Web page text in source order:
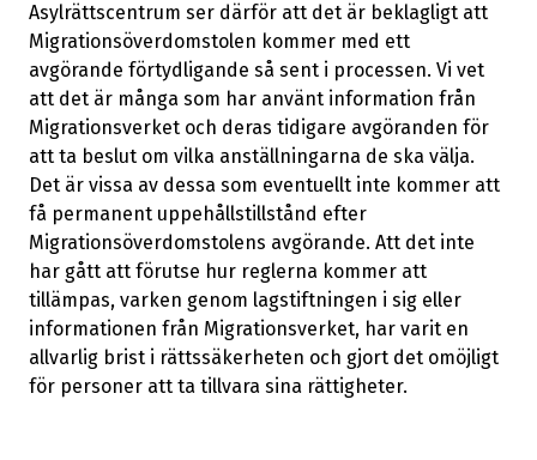
Asylrättscentrum ser därför att det är beklagligt att
Migrationsöverdomstolen kommer med ett
avgörande förtydligande så sent i processen. Vi vet
att det är många som har använt information från
Migrationsverket och deras tidigare avgöranden för
att ta beslut om vilka anställningarna de ska välja.
Det är vissa av dessa som eventuellt inte kommer att
få permanent uppehållstillstånd efter
Migrationsöverdomstolens avgörande. Att det inte
har gått att förutse hur reglerna kommer att
tillämpas, varken genom lagstiftningen i sig eller
informationen från Migrationsverket, har varit en
allvarlig brist i rättssäkerheten och gjort det omöjligt
för personer att ta tillvara sina rättigheter.